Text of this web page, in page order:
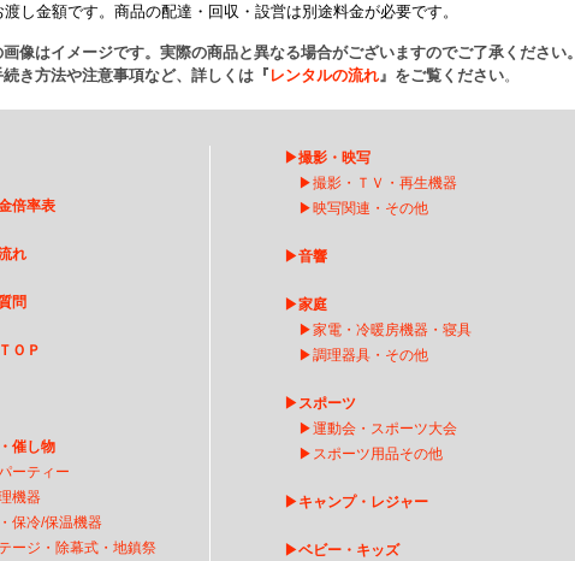
し金額です。商品の配達・回収・設営は別途料金が必要です。
像はイメージです。実際の商品と異なる場合がございますのでご了承ください。
き方法や注意事項など、詳しくは『 レンタルの流れ』をご覧ください。
倍率表
れ
問
ＯＰ
催し物
ーティー
機器
保冷/保温機器
ージ・除幕式・地鎮祭
▶撮影・映写
▶撮影・ＴＶ・再生機器
▶映写関連・その他
▶音響
▶家庭
▶家電・冷暖房機器・寝具
▶調理器具・その他
▶スポーツ
▶運動会・スポーツ大会
▶ スポーツ用品その他
▶キャンプ・レジャー
▶ベビー・キッズ